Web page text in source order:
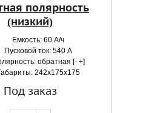
полярность
(низкий)
Емкость: 60 А/ч
Пусковой ток: 540 А
обратная [- +]
242x175x175
Под заказ